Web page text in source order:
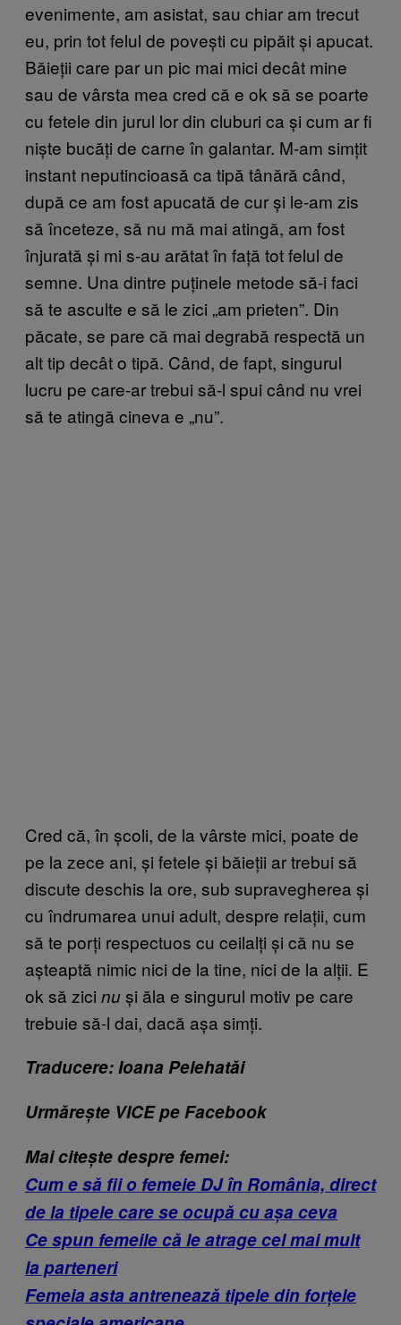
evenimente, am asistat, sau chiar am trecut
eu, prin tot felul de povești cu pipăit și apucat.
Băieții care par un pic mai mici decât mine
sau de vârsta mea cred că e ok să se poarte
cu fetele din jurul lor din cluburi ca și cum ar fi
niște bucăți de carne în galantar. M-am simțit
instant neputincioasă ca tipă tânără când,
după ce am fost apucată de cur și le-am zis
să înceteze, să nu mă mai atingă, am fost
înjurată și mi s-au arătat în față tot felul de
semne. Una dintre puținele metode să-i faci
să te asculte e să le zici „am prieten”. Din
păcate, se pare că mai degrabă respectă un
alt tip decât o tipă. Când, de fapt, singurul
lucru pe care-ar trebui să-l spui când nu vrei
să te atingă cineva e „nu”.
Cred că, în școli, de la vârste mici, poate de
pe la zece ani, și fetele și băieții ar trebui să
discute deschis la ore, sub supravegherea și
cu îndrumarea unui adult, despre relații, cum
să te porți respectuos cu ceilalți și că nu se
așteaptă nimic nici de la tine, nici de la alții. E
ok să zici nuși ăla e singurul motiv pe care
trebuie să-l dai, dacă așa simți.
Traducere: Ioana Pelehatăi
Urmărește VICE pe Facebook
Mai citește despre femei:
Cum e să fii o femeie DJ în România, direct
de la tipele care se ocupă cu așa ceva
Ce spun femeile că le atrage cel mai mult
la parteneri
Femeia asta antrenează tipele din forțele